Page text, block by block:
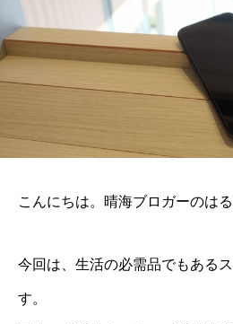
こんにちは。晴海ブロガーのはる
今回は、生活の必需品でもある
す。